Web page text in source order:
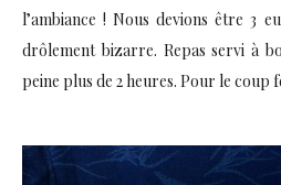
l’ambiance ! Nous devions être 3
drôlement bizarre. Repas servi à
peine plus de 2 heures. Pour le coup